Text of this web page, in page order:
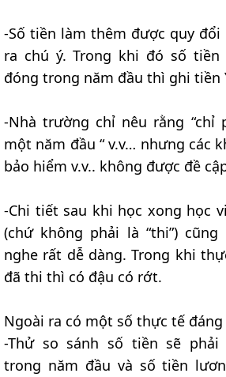
-Số tiền làm thêm được quy đổi
ra chú ý. Trong khi đó số tiền
đóng trong năm đầu thì ghi tiền
-Nhà trường chỉ nêu rằng “chỉ
một năm đầu “ v.v… nhưng các
bảo hiểm v.v.. không được đề
-Chi tiết sau khi học xong học
(chứ không phải là “thi”) cũng
nghe rất dễ dàng. Trong khi
đã thi thì có đậu có rớt.
Ngoài ra có một số thực tế
-Thử so sánh số tiền sẽ
trong năm đầu và số tiền